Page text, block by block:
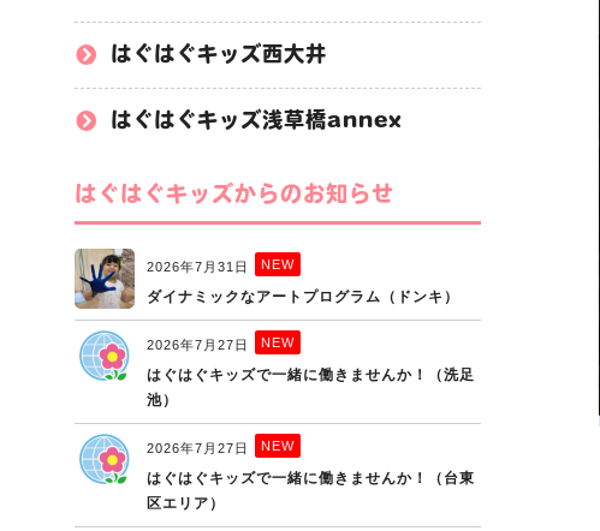
はぐはぐキッズ西大井
はぐはぐキッズ浅草橋annex
はぐはぐキッズからのお知らせ
2026年7月31日 NEW
ダイナミックなアートプログラム（ドンキ）
2026年7月27日 NEW
はぐはぐキッズで一緒に働きませんか！（洗足
池）
2026年7月27日 NEW
はぐはぐキッズで一緒に働きませんか！（台東
区エリア）